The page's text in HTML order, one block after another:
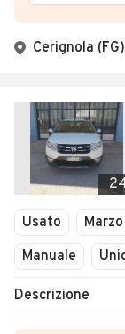
Cerignola (FG)
Usato
Manuale
Descrizione